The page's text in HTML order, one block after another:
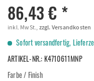
86,43 € *
inkl. MwSt., zzgl. Versandkosten
Sofort versandfertig,
ARTIKEL-NR.:K4710611MNP
Farbe / Finish